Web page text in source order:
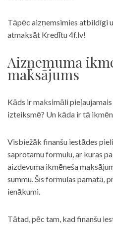
Tāpēc aizņemsimies atbildīgi
atmaksāt Kredītu 4f.lv!
Aizņēmuma
maksājums
Kāds ir maksimāli
izteiksmē? Un kāda ir tā
Visbiežāk finanšu iestādes
saprotamu formulu, ar kuras
aizdevuma ikmēneša
summu. Šīs formulas pamatā,
ienākumi.
Tātad, pēc tam, kad finanšu